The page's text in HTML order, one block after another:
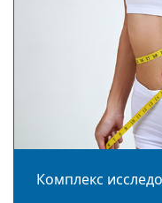
Комплекс